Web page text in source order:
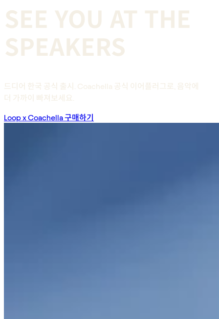
SEE YOU AT THE
SPEAKERS
드디어 한국 공식 출시. Coachella 공식 이어플러그로, 음악에
더 가까이 빠져보세요.
Loop x Coachella 구매하기